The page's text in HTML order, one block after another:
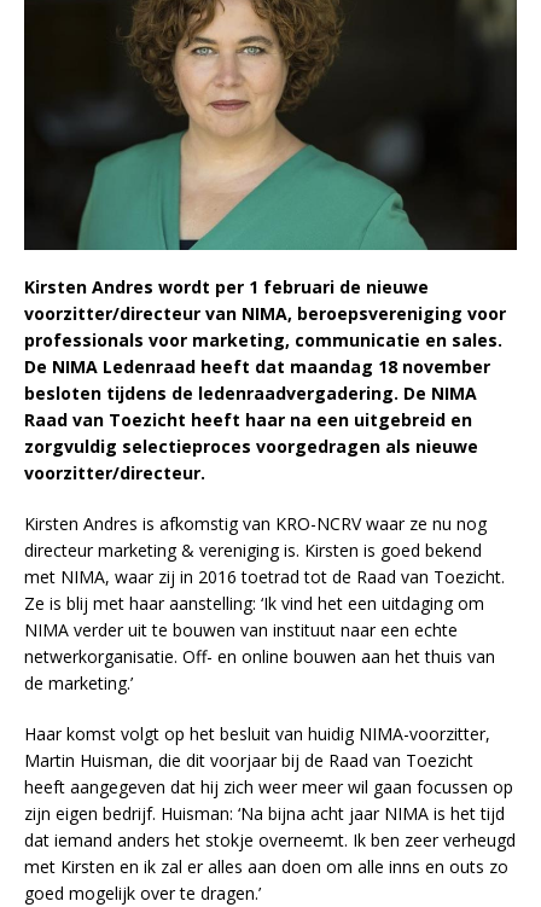
Kirsten Andres wordt per 1 februari de nieuwe
voorzitter/directeur van NIMA, beroepsvereniging voor
professionals voor marketing, communicatie en sales.
De NIMA Ledenraad heeft dat maandag 18 november
besloten tijdens de ledenraadvergadering. De NIMA
Raad van Toezicht heeft haar na een uitgebreid en
zorgvuldig selectieproces voorgedragen als nieuwe
voorzitter/directeur.
Kirsten Andres is afkomstig van KRO-NCRV waar ze nu nog
directeur marketing & vereniging is. Kirsten is goed bekend
met NIMA, waar zij in 2016 toetrad tot de Raad van Toezicht.
Ze is blij met haar aanstelling: ‘Ik vind het een uitdaging om
NIMA verder uit te bouwen van instituut naar een echte
netwerkorganisatie. Off- en online bouwen aan het thuis van
de marketing.’
Haar komst volgt op het besluit van huidig NIMA-voorzitter,
Martin Huisman, die dit voorjaar bij de Raad van Toezicht
heeft aangegeven dat hij zich weer meer wil gaan focussen op
zijn eigen bedrijf. Huisman: ‘Na bijna acht jaar NIMA is het tijd
dat iemand anders het stokje overneemt. Ik ben zeer verheugd
met Kirsten en ik zal er alles aan doen om alle inns en outs zo
goed mogelijk over te dragen.’